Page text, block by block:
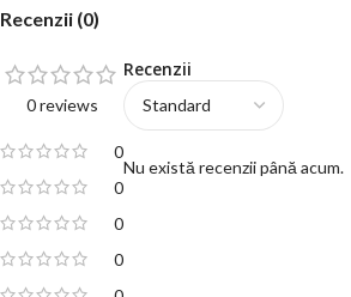
Recenzii (0)
0 reviews
0
0
0
0
Recenzii
Nu există recenzii până acum.